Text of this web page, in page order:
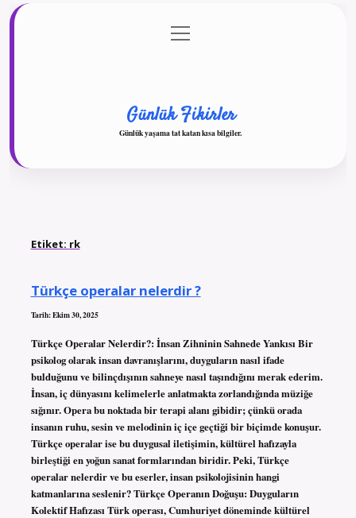
Gizlilik Politikası
menüyü
aç
Günlük Fikirler
Günlük yaşama tat katan kısa bilgiler.
Etiket: rk
Türkçe operalar nelerdir ?
Tarih: Ekim 30, 2025
Türkçe Operalar Nelerdir?: İnsan Zihninin Sahnede Yankısı Bir
psikolog olarak insan davranışlarını, duyguların nasıl ifade
bulduğunu ve bilinçdışının sahneye nasıl taşındığını merak ederim.
İnsan, iç dünyasını kelimelerle anlatmakta zorlandığında müziğe
sığınır. Opera bu noktada bir terapi alanı gibidir; çünkü orada
insanın ruhu, sesin ve melodinin iç içe geçtiği bir biçimde konuşur.
Türkçe operalar ise bu duygusal iletişimin, kültürel hafızayla
birleştiği en yoğun sanat formlarından biridir. Peki, Türkçe
operalar nelerdir ve bu eserler, insan psikolojisinin hangi
katmanlarına seslenir? Türkçe Operanın Doğuşu: Duyguların
Kolektif Hafızası Türk operası, Cumhuriyet döneminde kültürel